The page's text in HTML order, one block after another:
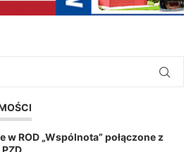
ROD „Wspólnota” połączone z